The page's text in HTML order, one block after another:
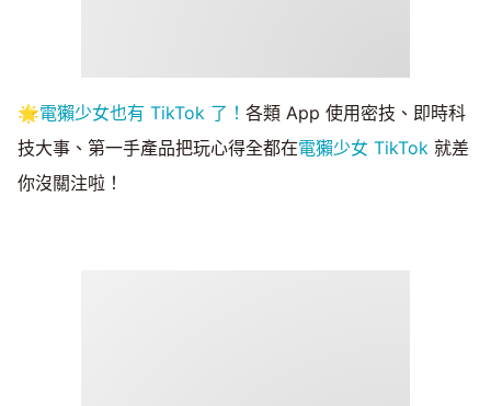
🌟電獺少女也有 TikTok 了！ 各類 App 使用密技、即時科
技大事、第一手產品把玩心得全都在電獺少女 TikTok 就差
你沒關注啦！